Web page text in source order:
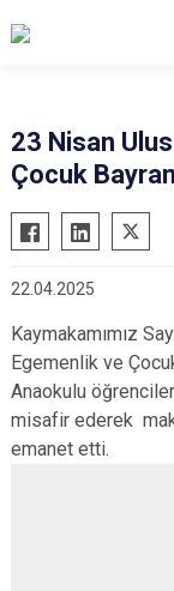
Göynücek
Gümüşhacıköy
Merzifon
Suluova
Taşova
23 Nisan
Çocuk
22.04.2025
Kaymakamımız
Egemenlik ve
Anaokulu
misafir ederek
emanet etti.